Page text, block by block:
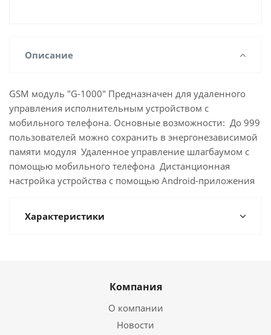
Описание
GSM модуль "G-1000" Предназначен для удаленного
управления исполнительным устройством с
мобильного телефона. Основные возможности: До 999
пользователей можно сохранить в энергонезависимой
памяти модуля Удаленное управление шлагбаумом с
помощью мобильного телефона Дистанционная
настройка устройства с помощью Android-приложения
Характеристики
Компания
О компании
Новости